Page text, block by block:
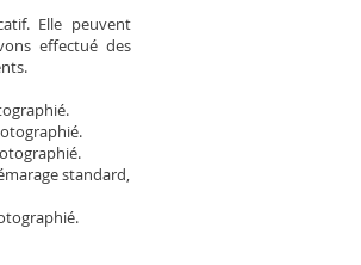
Elle peuvent
effectué des
standard,